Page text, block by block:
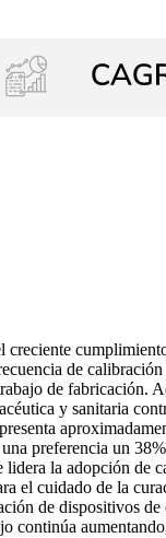
de
de fabricación.
y sanitaria
preferencia un
la adopción
cuidado de la
de dispositivos